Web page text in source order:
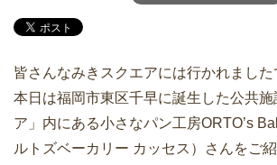
皆さんなみきスクエアには行かれました
本日は福岡市東区千早に誕生した公共
ア」内にある小さなパン工房ORTO’s
ルトズベーカリー カッセス）さんをご